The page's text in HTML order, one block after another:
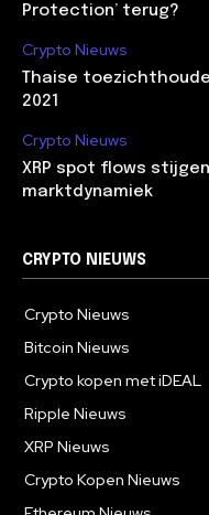
Protection’ terug?
Crypto Nieuws
Thaise
2021
Crypto Nieuws
XRP spot flows
marktdynamiek
CRYPTO NIEUWS
Crypto Nieuws
Bitcoin Nieuws
Crypto kopen met iDEAL
Ripple Nieuws
XRP Nieuws
Crypto Kopen Nieuws